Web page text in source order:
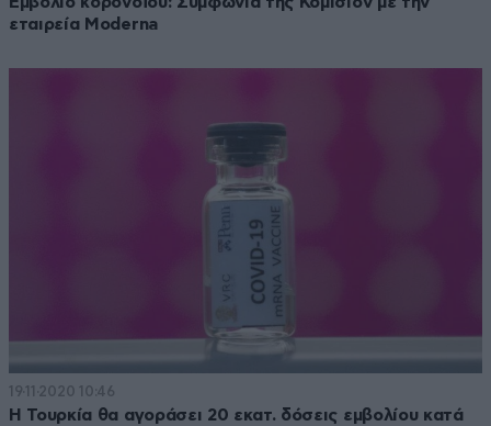
εταιρεία Moderna
19·11·2020 10:46
Η Τουρκία θα αγοράσει 20 εκατ. δόσεις εμβολίου κατά